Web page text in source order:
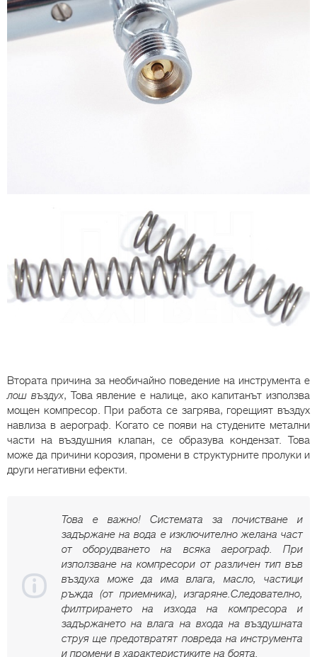
Втората причина за необичайно поведение на инструмента е
лош въздух, Това явление е налице, ако капитанът използва
мощен компресор. При работа се загрява, горещият въздух
навлиза в аерограф. Когато се появи на студените метални
части на въздушния клапан, се образува кондензат. Това
може да причини корозия, промени в структурните пролуки и
други негативни ефекти.
Това е важно! Системата за почистване и
задържане на вода е изключително желана част
от оборудването на всяка аерограф. При
използване на компресори от различен тип във
въздуха може да има влага, масло, частици
ръжда (от приемника), изгаряне.Следователно,
филтрирането на изхода на компресора и
задържането на влага на входа на въздушната
струя ще предотвратят повреда на инструмента
и промени в характеристиките на боята.